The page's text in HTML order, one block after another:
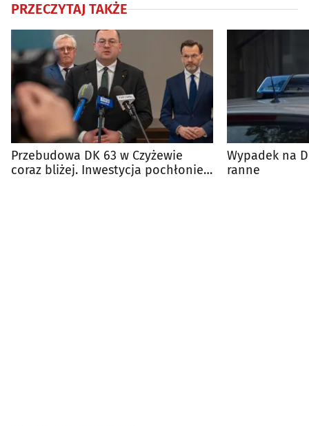
PRZECZYTAJ TAKŻE
Przebudowa DK 63 w Czyżewie
coraz bliżej. Inwestycja pochłonie
Wypadek na
ranne